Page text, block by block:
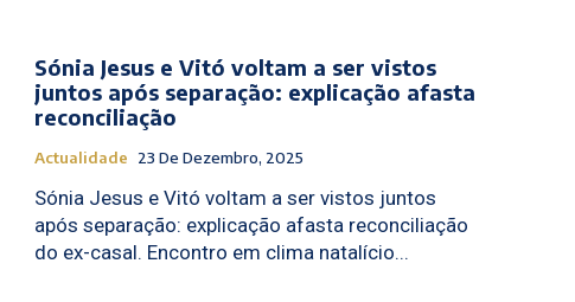
Sónia Jesus e Vitó voltam a ser vistos
juntos após separação: explicação afasta
reconciliação
Actualidade 23 De Dezembro, 2025
Sónia Jesus e Vitó voltam a ser vistos juntos
após separação: explicação afasta reconciliação
do ex-casal. Encontro em clima natalício...